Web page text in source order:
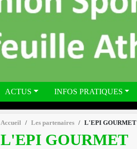
ACTUS INFOS PRATIQUES
Accueil Les partenaires L'EPI GOURMET
L'EPI GOURMET